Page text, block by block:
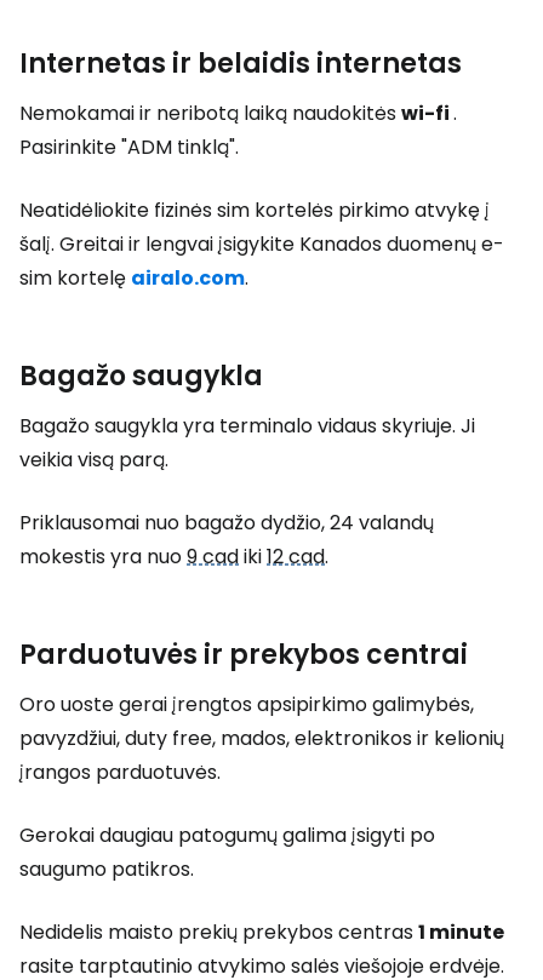
Internetas ir belaidis internetas
Nemokamai ir neribotą laiką naudokitėswi-fi.
Pasirinkite "ADM tinklą".
Neatidėliokite fizinės sim kortelės pirkimo atvykę į
šalį. Greitai ir lengvai įsigykite Kanados duomenų e-
sim kortelę airalo.com.
Bagažo saugykla
Bagažo saugykla yra terminalo vidaus skyriuje. Ji
veikia visą parą.
Priklausomai nuo bagažo dydžio, 24 valandų
mokestis yra nuo9 cadiki12 cad.
Parduotuvės ir prekybos centrai
Oro uoste gerai įrengtos apsipirkimo galimybės,
pavyzdžiui,duty free, mados, elektronikos ir kelionių
įrangos parduotuvės.
Gerokai daugiau patogumų galima įsigyti po
saugumo patikros.
Nedidelis maisto prekių prekybos centras1 minute
rasite tarptautinio atvykimo salės viešojoje erdvėje.